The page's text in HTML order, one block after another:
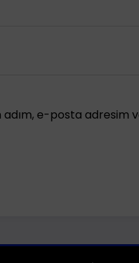
e-posta adresim